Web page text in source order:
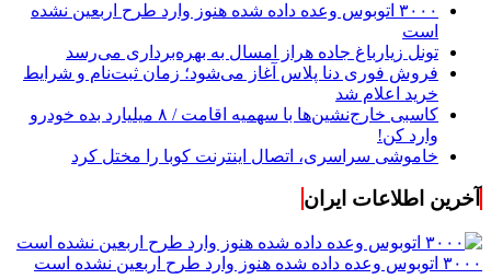
۳۰۰۰ اتوبوس وعده داده شده هنوز وارد طرح اربعین نشده
است
تونل زیارباغ جاده هراز امسال به بهره‌برداری می‌رسد
فروش فوری دنا پلاس آغاز می‌شود؛ زمان ثبت‌نام و شرایط
خرید اعلام شد
کاسبی خارج‌نشین‌ها با سهمیه اقامت / ۸ میلیارد بده خودرو
وارد کن!
خاموشی سراسری، اتصال اینترنت کوبا را مختل کرد
آخرین اطلاعات ایران
۳۰۰۰ اتوبوس وعده داده شده هنوز وارد طرح اربعین نشده است